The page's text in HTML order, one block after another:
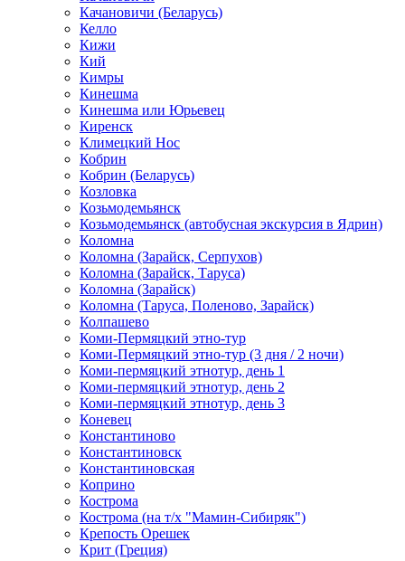
Качановичи (Беларусь)
Келло
Кижи
Кий
Кимры
Кинешма
Кинешма или Юрьевец
Киренск
Климецкий Нос
Кобрин
Кобрин (Беларусь)
Козловка
Козьмодемьянск
Козьмодемьянск (автобусная экскурсия в Ядрин)
Коломна
Коломна (Зарайск, Серпухов)
Коломна (Зарайск, Таруса)
Коломна (Зарайск)
Коломна (Таруса, Поленово, Зарайск)
Колпашево
Коми-Пермяцкий этно-тур
Коми-Пермяцкий этно-тур (3 дня / 2 ночи)
Коми-пермяцкий этнотур, день 1
Коми-пермяцкий этнотур, день 2
Коми-пермяцкий этнотур, день 3
Коневец
Константиново
Константиновск
Константиновская
Коприно
Кострома
Кострома (на т/х "Мамин-Сибиряк")
Крепость Орешек
Крит (Греция)